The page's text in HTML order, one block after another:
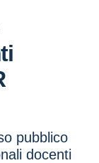
pubblico
docenti